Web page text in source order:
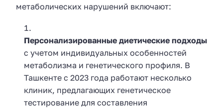
метаболических нарушений включают:
Персонализированные диетические подходы
с учетом индивидуальных особенностей
метаболизма и генетического профиля. В
Ташкенте с 2023 года работают несколько
клиник, предлагающих генетическое
тестирование для составления